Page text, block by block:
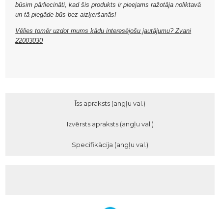
būsim pārliecināti, kad šis produkts ir pieejams ražotāja noliktavā
un tā piegāde būs bez aizķeršanās!
Vēlies tomēr uzdot mums kādu interesējošu jautājumu? Zvani
22003030
Īss apraksts (angļu val.)
Izvērsts apraksts (angļu val.)
Specifikācija (angļu val.)